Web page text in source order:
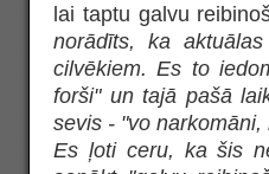
lai taptu galvu
norādīts, ka
cilvēkiem. Es to
forši" un tajā pašā
sevis - "vo
Es ļoti ceru, ka šis